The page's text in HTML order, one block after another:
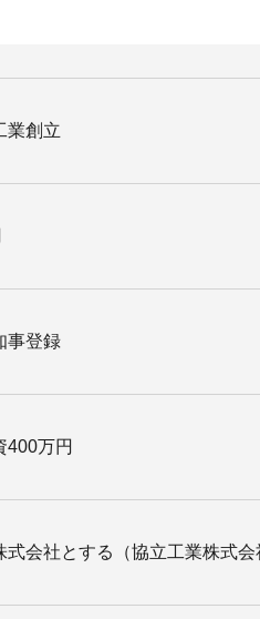
業創立
事登録
400万円
式会社とする（協立工業株式会